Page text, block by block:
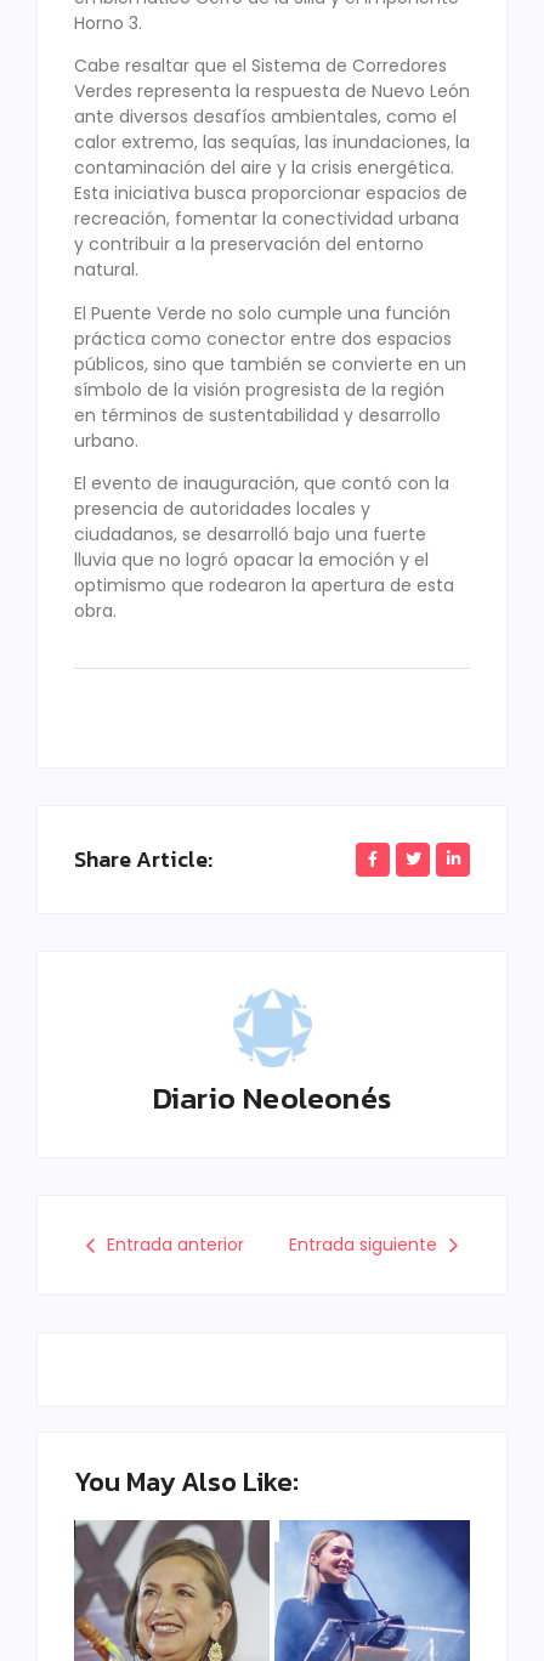
Horno 3.
Cabe resaltar que el Sistema de Corredores
Verdes representa la respuesta de Nuevo León
ante diversos desafíos ambientales, como el
calor extremo, las sequías, las inundaciones, la
contaminación del aire y la crisis energética.
Esta iniciativa busca proporcionar espacios de
recreación, fomentar la conectividad urbana
y contribuir a la preservación del entorno
natural.
El Puente Verde no solo cumple una función
práctica como conector entre dos espacios
públicos, sino que también se convierte en un
símbolo de la visión progresista de la región
en términos de sustentabilidad y desarrollo
urbano.
El evento de inauguración, que contó con la
presencia de autoridades locales y
ciudadanos, se desarrolló bajo una fuerte
lluvia que no logró opacar la emoción y el
optimismo que rodearon la apertura de esta
obra.
Share Article:
Diario Neoleonés
Entrada anterior Entrada siguiente
You May Also Like: